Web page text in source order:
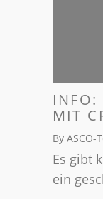
INFO:
MIT
By ASCO-
Es gibt
ein